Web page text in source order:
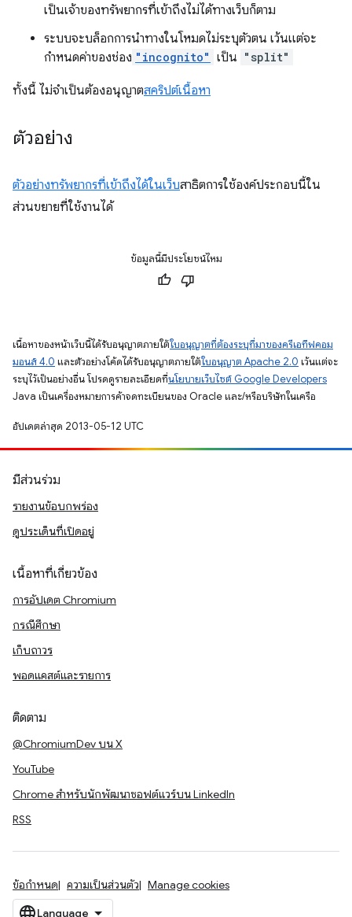
เป็นเจ้าของทรัพยากรที่เข้าถึงไม่ได้ทางเว็บก็ตาม
ระบบจะบล็อกการนำทางในโหมดไม่ระบุตัวตน เว้นแต่จะ
กำหนดค่าของช่อง "incognito" เป็น "split"
ทั้งนี้ ไม่จำเป็นต้องอนุญาตสคริปต์เนื้อหา
ตัวอย่าง
ตัวอย่างทรัพยากรที่เข้าถึงได้ในเว็บสาธิตการใช้องค์ประกอบนี้ใน
ส่วนขยายที่ใช้งานได้
ข้อมูลนี้มีประโยชน์ไหม
เนื้อหาของหน้าเว็บนี้ได้รับอนุญาตภายใต้ใบอนุญาตที่ต้องระบุที่มาของครีเอทีฟคอม
มอนส์ 4.0 และตัวอย่างโค้ดได้รับอนุญาตภายใต้ใบอนุญาต Apache 2.0 เว้นแต่จะ
ระบุไว้เป็นอย่างอื่น โปรดดูรายละเอียดที่นโยบายเว็บไซต์ Google Developers
Java เป็นเครื่องหมายการค้าจดทะเบียนของ Oracle และ/หรือบริษัทในเครือ
อัปเดตล่าสุด 2013-05-12 UTC
มีส่วนร่วม
รายงานข้อบกพร่อง
ดูประเด็นที่เปิดอยู่
เนื้อหาที่เกี่ยวข้อง
การอัปเดต Chromium
กรณีศึกษา
เก็บถาวร
พอดแคสต์และรายการ
ติดตาม
@ChromiumDev บน X
YouTube
Chrome สำหรับนักพัฒนาซอฟต์แวร์บน LinkedIn
RSS
ข้อกำหนด ความเป็นส่วนตัว Manage cookies